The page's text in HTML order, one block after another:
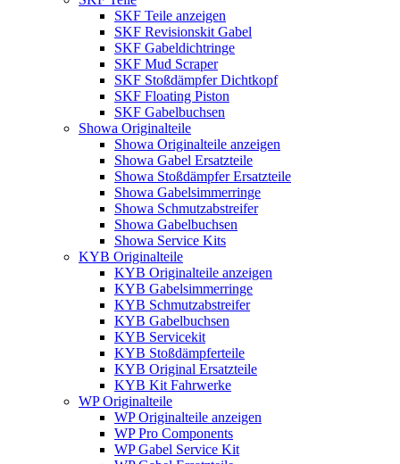
SKF Teile anzeigen
SKF Revisionskit Gabel
SKF Gabeldichtringe
SKF Mud Scraper
SKF Stoßdämpfer Dichtkopf
SKF Floating Piston
SKF Gabelbuchsen
Showa Originalteile
Showa Originalteile anzeigen
Showa Gabel Ersatzteile
Showa Stoßdämpfer Ersatzteile
Showa Gabelsimmerringe
Showa Schmutzabstreifer
Showa Gabelbuchsen
Showa Service Kits
KYB Originalteile
KYB Originalteile anzeigen
KYB Gabelsimmerringe
KYB Schmutzabstreifer
KYB Gabelbuchsen
KYB Servicekit
KYB Stoßdämpferteile
KYB Original Ersatzteile
KYB Kit Fahrwerke
WP Originalteile
WP Originalteile anzeigen
WP Pro Components
WP Gabel Service Kit